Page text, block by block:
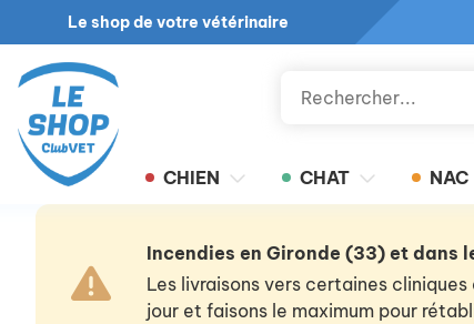
Le shop de votre vétérinaire
CHIEN CHAT NAC
Incendies en Gironde (33) et dans
Les livraisons vers certaines
jour et faisons le maximum pour